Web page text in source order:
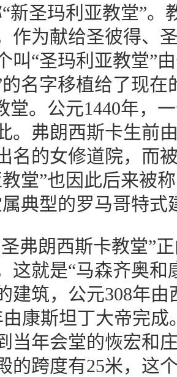
新圣玛利亚教堂”
作为献给圣彼得、
叫“圣玛利亚教堂”
名字移植给了现在
堂。公元1440年，
。弗朗西斯卡生前
名的女修道院，而
堂”也因此后来被
典型的罗马哥特式
弗朗西斯卡教堂”
这就是“马森齐奥
建筑，公元308年
由康斯坦丁大帝完
当年会堂的恢宏和
的跨度有25米，这